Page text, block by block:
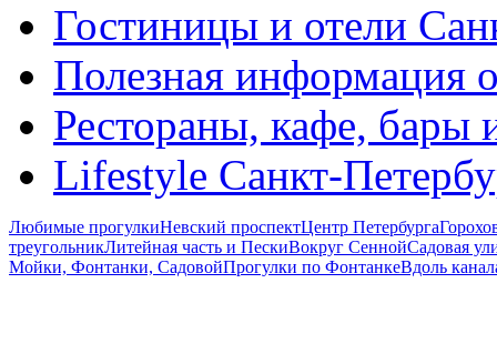
Гостиницы и отели
Полезная информация
Рестораны, кафе, бары
Lifestyle Санкт-
Любимые прогулкиНевский проспектЦентр Петербурга
треугольникЛитейная часть и ПескиВокруг СеннойСадовая
Мойки, Фонтанки, СадовойПрогулки по ФонтанкеВдоль